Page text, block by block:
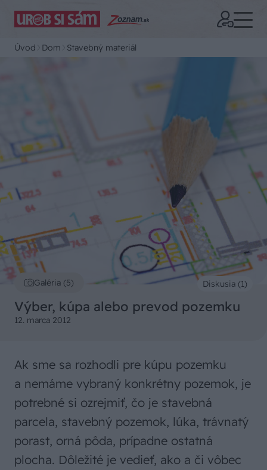
Úvod Dom Stavebný materiál
Galéria (5)
Výber, kúpa alebo prevod pozemku
12. marca 2012
Diskusia (1)
Ak sme sa rozhodli pre kúpu pozemku
a nemáme vybraný konkrétny pozemok, je
potrebné si ozrejmiť, čo je stavebná
parcela, stavebný pozemok, lúka, trávnatý
porast, orná pôda, prípadne ostatná
plocha. Dôležité je vedieť, ako a či vôbec